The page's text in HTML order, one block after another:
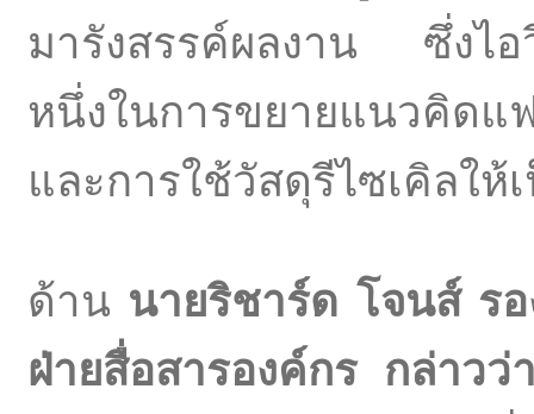
มารังสรรค์ผลงาน ซึ่งไอ
หนึ่งในการขยายแนวคิดแ
และการใช้วัสดุรีไซเคิลให้
ด้าน นายริชาร์ด โจนส์ ร
ฝ่ายสื่อสารองค์กร กล่าว